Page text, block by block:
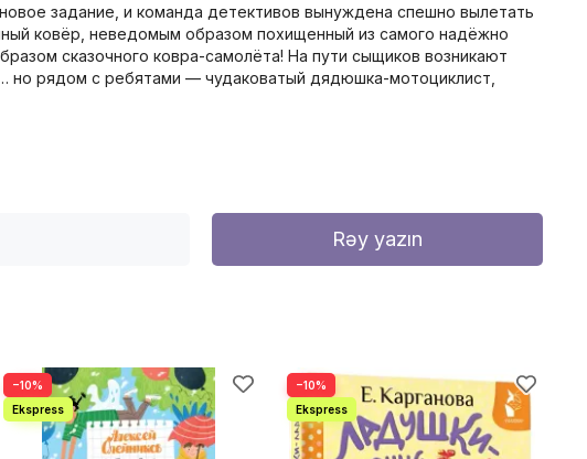
задание, и команда детективов вынуждена спешно вылетать
ковёр, неведомым образом похищенный из самого надёжно
сказочного ковра-самолёта! На пути сыщиков возникают
но рядом с ребятами — чудаковатый дядюшка-мотоциклист,
Rəy yazın
−10% −10%